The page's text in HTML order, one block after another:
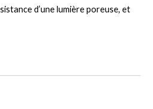
d’une lumière poreuse, et